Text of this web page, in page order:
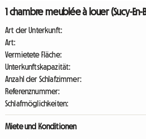
1 chambre meublée à louer (Sucy-En-
Art der Unterkunft:
Art:
Vermietete Fläche:
Unterkunftskapazität:
Anzahl der Schlafzimmer:
Referenznummer:
Schlafmöglichkeiten:
Miete und Konditionen